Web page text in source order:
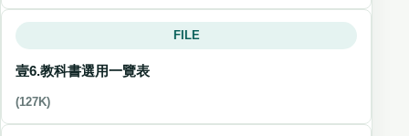
FILE
壹6.教科書選用一覽表
(127K)